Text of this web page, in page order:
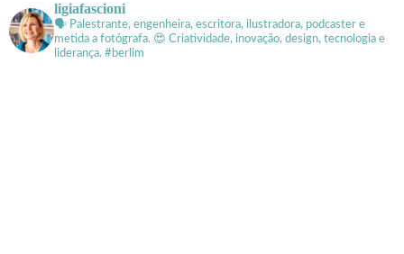
ligiafascioni
🗣 Palestrante, engenheira, escritora, ilustradora, podcaster e
metida a fotógrafa. 😍 Criatividade, inovação, design, tecnologia e
liderança. #berlim